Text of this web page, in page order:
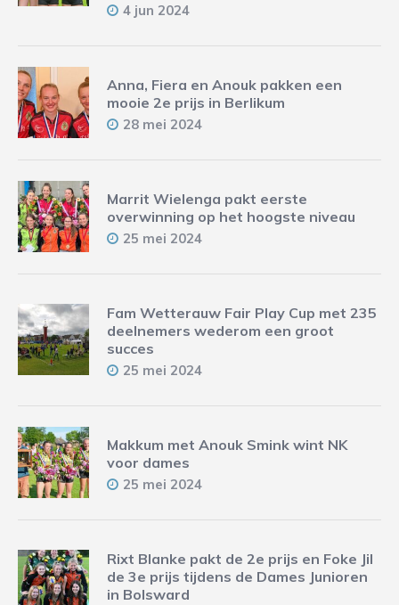
4 jun 2024
Anna, Fiera en Anouk pakken een
mooie 2e prijs in Berlikum
28 mei 2024
Marrit Wielenga pakt eerste
overwinning op het hoogste niveau
25 mei 2024
Fam Wetterauw Fair Play Cup met 235
deelnemers wederom een groot
succes
25 mei 2024
Makkum met Anouk Smink wint NK
voor dames
25 mei 2024
Rixt Blanke pakt de 2e prijs en Foke Jil
de 3e prijs tijdens de Dames Junioren
in Bolsward